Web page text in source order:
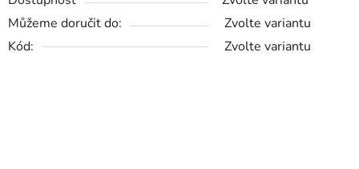
Můžeme doručit do:
Zvolte variantu
Kód:
Zvolte variantu